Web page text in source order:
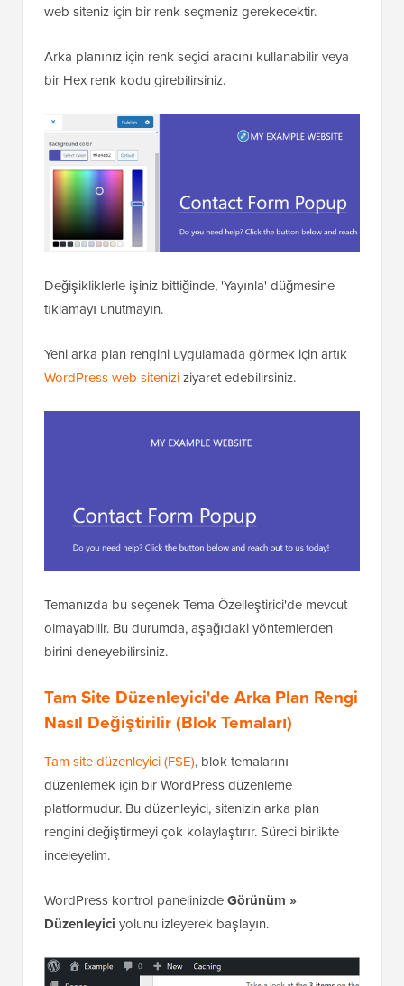
web siteniz için bir renk seçmeniz gerekecektir.
Arka planınız için renk seçici aracını kullanabilir veya
bir Hex renk kodu girebilirsiniz.
Değişikliklerle işiniz bittiğinde, 'Yayınla' düğmesine
tıklamayı unutmayın.
Yeni arka plan rengini uygulamada görmek için artık
WordPress web siteniziziyaret edebilirsiniz.
Temanızda bu seçenek Tema Özelleştirici'de mevcut
olmayabilir. Bu durumda, aşağıdaki yöntemlerden
birini deneyebilirsiniz.
Tam Site Düzenleyici'de Arka Plan Rengi
Nasıl Değiştirilir (Blok Temaları)
Tam site düzenleyici (FSE), blok temalarını
düzenlemek için bir WordPress düzenleme
platformudur. Bu düzenleyici, sitenizin arka plan
rengini değiştirmeyi çok kolaylaştırır. Süreci birlikte
inceleyelim.
WordPress kontrol panelinizdeGörünüm »
Düzenleyici yolunu izleyerek başlayın.